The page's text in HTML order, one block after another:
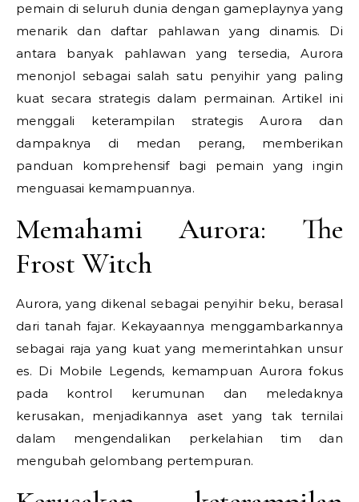
pemain di seluruh dunia dengan gameplaynya yang
menarik dan daftar pahlawan yang dinamis. Di
antara banyak pahlawan yang tersedia, Aurora
menonjol sebagai salah satu penyihir yang paling
kuat secara strategis dalam permainan. Artikel ini
menggali keterampilan strategis Aurora dan
dampaknya di medan perang, memberikan
panduan komprehensif bagi pemain yang ingin
menguasai kemampuannya.
Memahami Aurora: The
Frost Witch
Aurora, yang dikenal sebagai penyihir beku, berasal
dari tanah fajar. Kekayaannya menggambarkannya
sebagai raja yang kuat yang memerintahkan unsur
es. Di Mobile Legends, kemampuan Aurora fokus
pada kontrol kerumunan dan meledaknya
kerusakan, menjadikannya aset yang tak ternilai
dalam mengendalikan perkelahian tim dan
mengubah gelombang pertempuran.